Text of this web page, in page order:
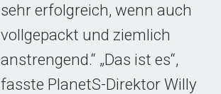
sehr erfolgreich, wenn auch
vollgepackt und ziemlich
anstrengend.“ „Das ist es“,
fasste PlanetS-Direktor Willy